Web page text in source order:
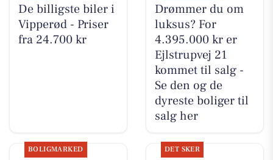
De billigste biler i
Vipperød - Priser
fra 24.700 kr
Drømmer du om
luksus? For
4.395.000 kr er
Ejlstrupvej 21
kommet til salg -
Se den og de
dyreste boliger til
salg her
BOLIGMARKED DET SKER